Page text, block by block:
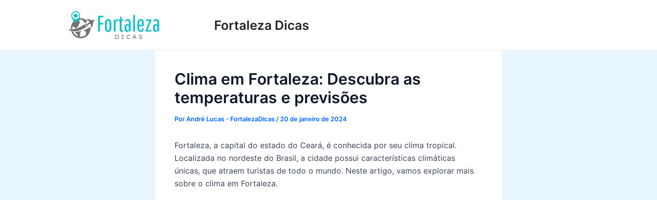
Fortaleza Dicas
Clima em Fortaleza: Descubra as
temperaturas e previsões
PorAndré Lucas - FortalezaDicas / 20 de janeiro de 2024
Fortaleza, a capital do estado do Ceará, é conhecida por seu clima tropical.
Localizada no nordeste do Brasil, a cidade possui características climáticas
únicas, que atraem turistas de todo o mundo. Neste artigo, vamos explorar mais
sobre o clima em Fortaleza.